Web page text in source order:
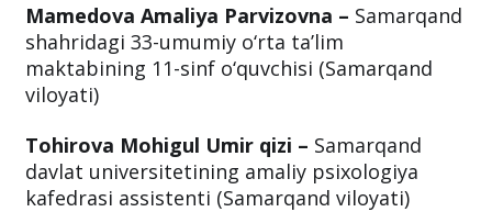
Mamedova Amaliya Parvizovna – Samarqand
shahridagi 33-umumiy o‘rta ta’lim
maktabining 11-sinf o‘quvchisi (Samarqand
viloyati)
Tohirova Mohigul Umir qizi – Samarqand
davlat universitetining amaliy psixologiya
kafedrasi assistenti (Samarqand viloyati)